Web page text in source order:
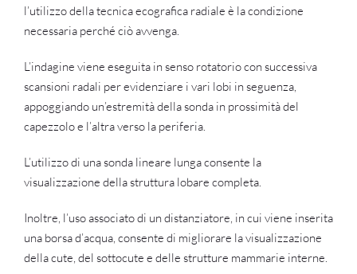
l’utilizzo della tecnica ecografica radiale è la condizione
necessaria perché ciò avvenga.
L’indagine viene eseguita in senso rotatorio con successiva
scansioni radali per evidenziare i vari lobi in seguenza,
appoggiando un’estremità della sonda in prossimità del
capezzolo e l’altra verso la periferia.
L’utilizzo di una sonda lineare lunga consente la
visualizzazione della struttura lobare completa.
Inoltre, l’uso associato di un distanziatore, in cui viene inserita
una borsa d’acqua, consente di migliorare la visualizzazione
della cute, del sottocute e delle strutture mammarie interne.